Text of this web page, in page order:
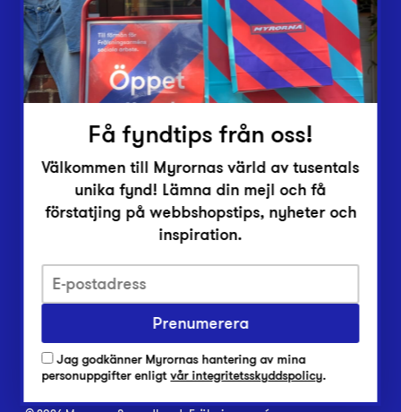
Inlämningsplatser
Om Myrorna
Lediga jobb
Pressrum
Integritetsskyddspolicy
Har du frågor om onlineköp, leverans eller retur?
Har du frågor om vår verksamhet?
Vanliga frågor om Myrorna
Få fyndtips från oss!
Välkommen till Myrornas värld av tusentals
unika fynd! Lämna din mejl och få
förstatjing på webbshopstips, nyheter och
inspiration.
Prenumerera
Jag godkänner Myrornas hantering av mina
personuppgifter enligtvår integritetsskyddspolicy.